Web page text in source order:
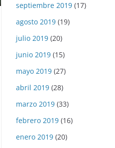
septiembre 2019 (17)
agosto 2019 (19)
julio 2019 (20)
junio 2019 (15)
mayo 2019 (27)
abril 2019 (28)
marzo 2019 (33)
febrero 2019 (16)
enero 2019 (20)